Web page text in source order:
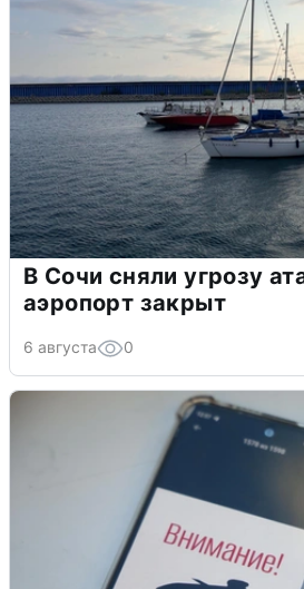
В Сочи сняли угрозу
аэропорт закрыт
6 августа 0